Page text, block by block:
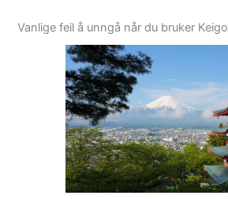
Vanlige feil å unngå når du bruker Keigo